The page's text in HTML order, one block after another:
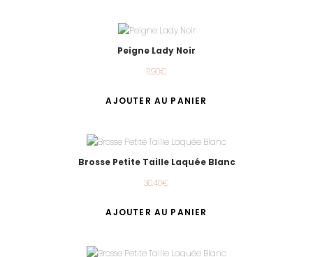
Peigne Lady Noir
11.90€
AJOUTER AU PANIER
Brosse Petite Taille Laquée Blanc
30.40€
AJOUTER AU PANIER